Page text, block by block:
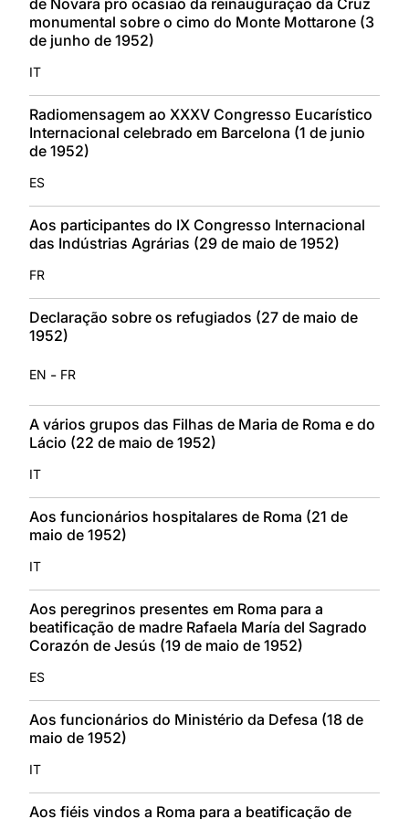
monumental sobre o cimo do Monte Mottarone (3
de junho de 1952)
IT
Radiomensagem ao XXXV Congresso Eucarístico
Internacional celebrado em Barcelona (1 de junio
de 1952)
ES
Aos participantes do IX Congresso Internacional
das Indústrias Agrárias (29 de maio de 1952)
FR
Declaração sobre os refugiados (27 de maio de
1952)
EN - FR
A vários grupos das Filhas de Maria de Roma e do
Lácio (22 de maio de 1952)
IT
Aos funcionários hospitalares de Roma (21 de
maio de 1952)
IT
Aos peregrinos presentes em Roma para a
beatificação de madre Rafaela María del Sagrado
Corazón de Jesús (19 de maio de 1952)
ES
Aos funcionários do Ministério da Defesa (18 de
maio de 1952)
IT
Aos fiéis vindos a Roma para a beatificação de